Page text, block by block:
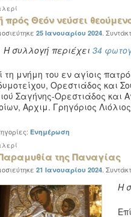
πρός Θεόν νεύσει
25 Ιανουαρίου 2024
Η συλλογή περιέχει 34
τη μνήμη του εν αγίοις
Ορεστιάδος και
Σαγήνης-Ορεστιάδος και
Αρχιμ. Γρηγόριος
Ενημέρωση
της Παναγίας
21 Ιανουαρίου 2024
Η